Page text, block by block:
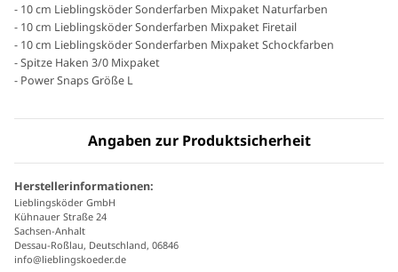
- 10 cm Lieblingsköder Sonderfarben Mixpaket Naturfarben
- 10 cm Lieblingsköder Sonderfarben Mixpaket Firetail
- 10 cm Lieblingsköder Sonderfarben Mixpaket Schockfarben
- Spitze Haken 3/0 Mixpaket
- Power Snaps Größe L
Angaben zur Produktsicherheit
Herstellerinformationen:
Lieblingsköder GmbH
Kühnauer Straße 24
Sachsen-Anhalt
Dessau-Roßlau, Deutschland, 06846
info@lieblingskoeder.de